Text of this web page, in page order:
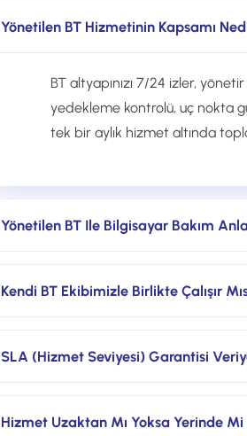
Yönetilen BT Hizmetinin Kapsamı
BT altyapınızı 7/24 izler,
yedekleme kontrolü, uç nokta
tek bir aylık hizmet altında
Yönetilen BT Ile Bilgisayar Bakım
Bilgisayar bakım anlaşması
Kendi BT Ekibimizle Birlikte Çalışır
Evet. Mevcut ekibinizi
SLA (hizmet Seviyesi) Garantisi
Evet. Yanıt ve çözüm
Hizmet Uzaktan Mı Yoksa Yerinde